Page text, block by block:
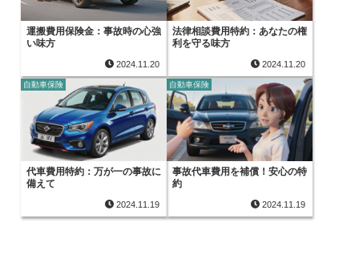
運搬費用保険金：事故時の心強
い味方
2024.11.20
法律相談費用特約：あなたの権
利を守る味方
2024.11.20
自動車保険
代車費用特約：万が一の事故に
備えて
2024.11.19
自動車保険
事故代車費用を補償！安心の特
約
2024.11.19